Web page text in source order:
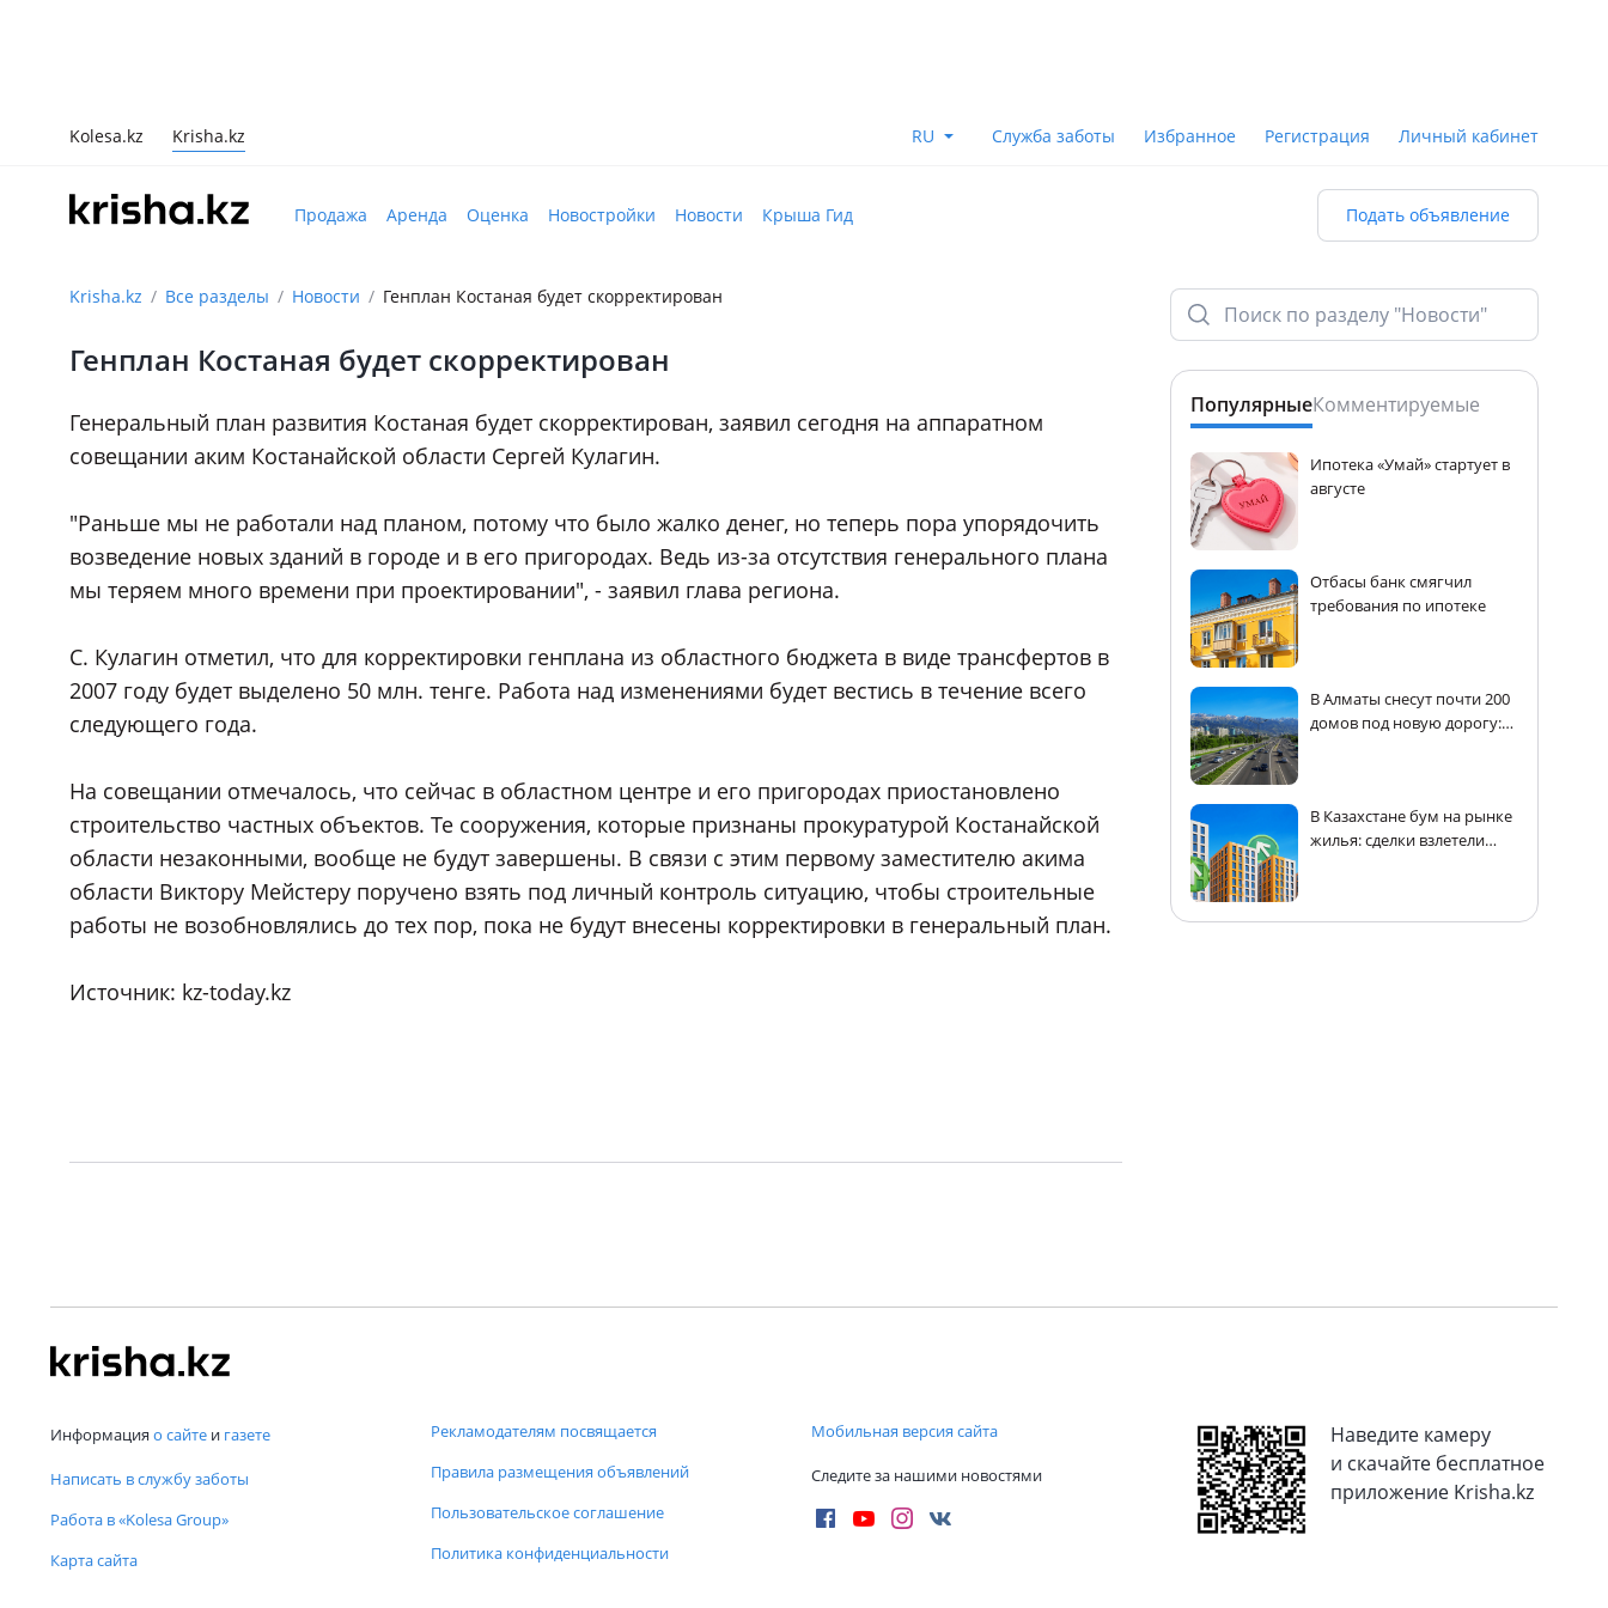
Kolesa.kz Krisha.kz RU Служба заботы Избранное Регистрация Личный кабинет
Продажа Аренда Оценка Новостройки Новости Крыша Гид Подать объявление
Krisha.kz Все разделы Новости Генплан Костаная будет скорректирован
Генплан Костаная будет скорректирован
Генеральный план развития Костаная будет скорректирован, заявил сегодня на аппаратном
совещании аким Костанайской области Сергей Кулагин.
"Раньше мы не работали над планом, потому что было жалко денег, но теперь пора упорядочить
возведение новых зданий в городе и в его пригородах. Ведь из-за отсутствия генерального плана
мы теряем много времени при проектировании", - заявил глава региона.
С. Кулагин отметил, что для корректировки генплана из областного бюджета в виде трансфертов в
2007 году будет выделено 50 млн. тенге. Работа над изменениями будет вестись в течение всего
следующего года.
На совещании отмечалось, что сейчас в областном центре и его пригородах приостановлено
строительство частных объектов. Те сооружения, которые признаны прокуратурой Костанайской
области незаконными, вообще не будут завершены. В связи с этим первому заместителю акима
области Виктору Мейстеру поручено взять под личный контроль ситуацию, чтобы строительные
работы не возобновлялись до тех пор, пока не будут внесены корректировки в генеральный план.
Источник: kz-today.kz
ПопулярныеКомментируемые
Ипотека «Умай» стартует в
августе
Отбасы банк смягчил
требования по ипотеке
В Алматы снесут почти 200
домов под новую дорогу:
В Казахстане бум на рынке
жилья: сделки взлетели
Информация о сайте и газете
Написать в службу заботы
Работа в «Kolesa Group»
Карта сайта
Рекламодателям посвящается
Правила размещения объявлений
Пользовательское соглашение
Политика конфиденциальности
Мобильная версия сайта
Следите за нашими новостями
Наведите камеру
и скачайте бесплатное
приложение Krisha.kz